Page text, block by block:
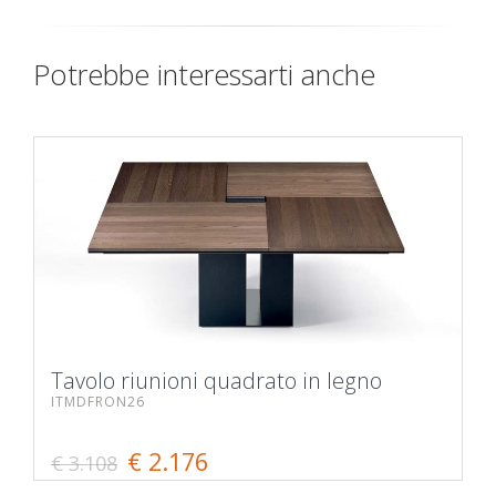
Potrebbe interessarti anche
Tavolo riunioni quadrato in legno
ITMDFRON26
€ 3.108 € 2.176